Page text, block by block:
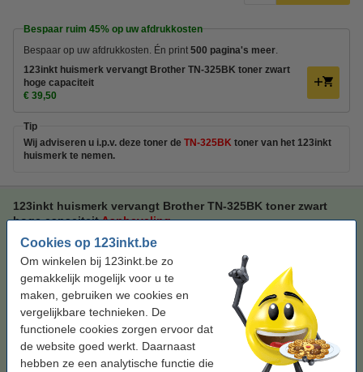
Cookies op 123inkt.be
Om winkelen bij 123inkt.be zo
gemakkelijk mogelijk voor u te
maken, gebruiken we cookies en
vergelijkbare technieken. De
functionele cookies zorgen ervoor dat
de website goed werkt. Daarnaast
hebben ze een analytische functie die
Bespaar ruim 45% op uw afdrukkosten
Bespaar op uw afdrukkosten. Én print 500 pagina's meer
123inkt huismerk vervangt Brother TN-325BK toner zwart
hoge capaciteit
€ 39,50
Tip
Wij adviseren u i.p.v. deze toner de TN-325BK toner van het 123inkt
huismerk te nemen.
123inkt huismerk vervangt Brother TN-325BK toner zwart
hoge capaciteitAanbeveling
123inkt toner
Bekijk de specificaties en omschrijving
Bespaar ruim
op uw afdrukkosten
Direct leverbaar
Per pagina € 0,009